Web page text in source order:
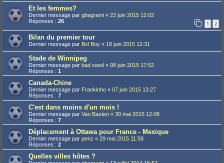
Et les femmes?
Dernier message par gbagrami « 22 juin 2015 12:02
Réponses : 26 1 2
Bilan du premier tour
Dernier message par Bxl Boy « 18 juin 2015 12:31
Stade de Winnipeg
Dernier message par bad seed « 08 juin 2015 17:52
Réponses : 1
Canada-Chine
Dernier message par Frankinho « 07 juin 2015 13:27
Réponses : 7
C'est dans moins d'un mois !
Dernier message par Van Basten « 30 mai 2015 12:08
Réponses : 7
Déplacement à Ottawa pour France - Mexique
Dernier message par penz « 29 mai 2015 11:58
Réponses : 2
Quelles villes hôtes ?